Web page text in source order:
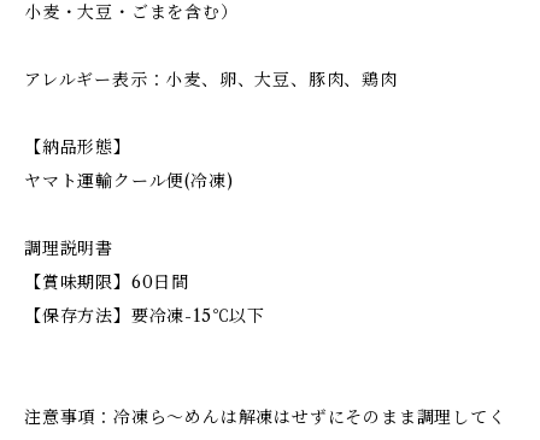
小麦・大豆・ごまを含む）
アレルギー表示：小麦、卵、大豆、豚肉、鶏肉
【納品形態】
ヤマト運輸クール便(冷凍)
調理説明書
【賞味期限】60日間
【保存方法】要冷凍-15℃以下
注意事項：冷凍ら～めんは解凍はせずにそのまま調理してく